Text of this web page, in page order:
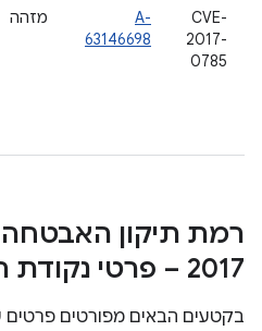
CVE-
2017-
0785
A-
63146698
מזהה
2017 – פרטי נקודת החולשה
בקטעים הבאים מפורטים